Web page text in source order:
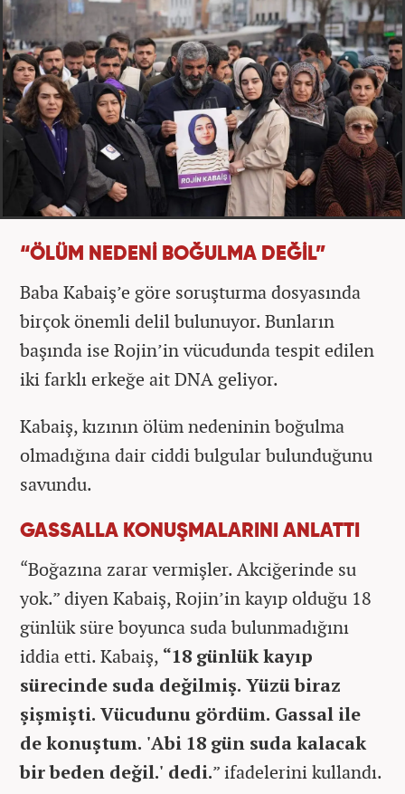
“ÖLÜM NEDENİ BOĞULMA DEĞİL”
Baba Kabaiş’e göre soruşturma dosyasında
birçok önemli delil bulunuyor. Bunların
başında ise Rojin’in vücudunda tespit edilen
iki farklı erkeğe ait DNA geliyor.
Kabaiş, kızının ölüm nedeninin boğulma
olmadığına dair ciddi bulgular bulunduğunu
savundu.
GASSALLA KONUŞMALARINI ANLATTI
“Boğazına zarar vermişler. Akciğerinde su
yok.” diyen Kabaiş, Rojin’in kayıp olduğu 18
günlük süre boyunca suda bulunmadığını
iddia etti. Kabaiş, “18 günlük kayıp
sürecinde suda değilmiş. Yüzü biraz
şişmişti. Vücudunu gördüm. Gassal ile
de konuştum. 'Abi 18 gün suda kalacak
bir beden değil.' dedi.” ifadelerini kullandı.